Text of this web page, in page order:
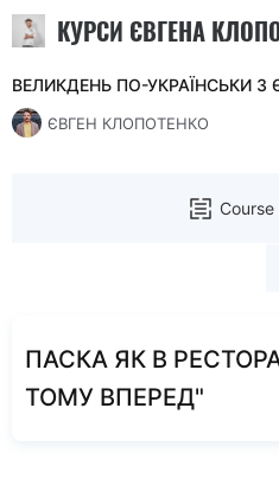
ВЕЛИКДЕНЬ ПО-УКРАЇНСЬКИ
ЄВГЕН КЛОПОТЕНКО
ПАСКА ЯК В
ТОМУ ВПЕРЕД"